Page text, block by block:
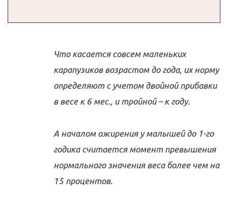
Что касается совсем маленьких
карапузиков возрастом до года, их норму
определяют с учетом двойной прибавки
в весе к 6 мес., и тройной – к году.
А началом ожирения у малышей до 1-го
годика считается момент превышения
нормального значения веса более чем на
15 процентов.